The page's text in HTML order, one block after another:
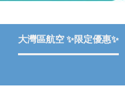
大灣區航空 ✨限定優惠✨